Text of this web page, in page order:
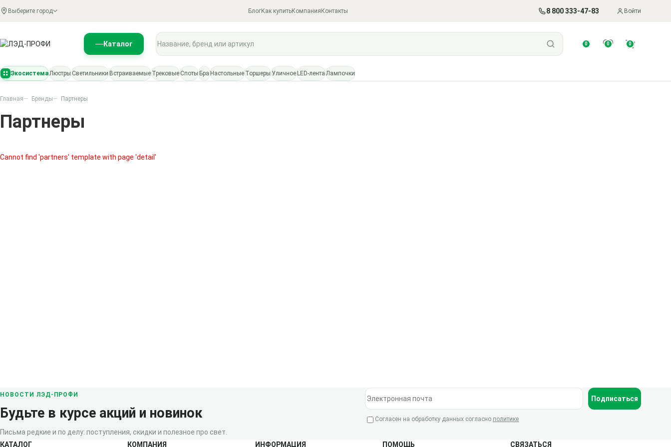
Выберите город БлогКак купитьКомпания Контакты 8 800 333-47-83 Войти
Каталог
Поиск по каталогу
0 0 0
ЭкосистемаЛюстры Светильники Встраиваемые Трековые Споты Бра Настольные Торшеры Уличное LED-лента Лампочки
Главная Бренды Партнеры
Партнеры
Cannot find 'partners' template with page 'detail'
НОВОСТИ ЛЭД-ПРОФИ
Будьте в курсе акций и новинок
Письма редкие и по делу: поступления, скидки и полезное про свет.
Электронная почта
Подписаться
Согласен на обработку данных согласно политике
КАТАЛОГ КОМПАНИЯ ИНФОРМАЦИЯ ПОМОЩЬ СВЯЗАТЬСЯ